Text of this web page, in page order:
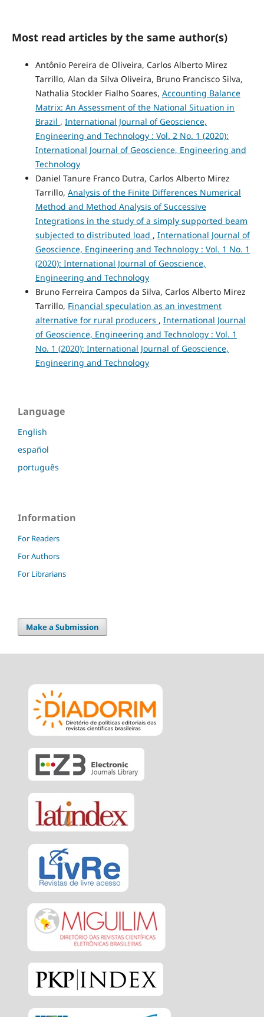
Most read articles by the same author(s)
Antônio Pereira de Oliveira, Carlos Alberto Mirez
Tarrillo, Alan da Silva Oliveira, Bruno Francisco Silva,
Nathalia Stockler Fialho Soares, Accounting Balance
Matrix: An Assessment of the National Situation in
Brazil , International Journal of Geoscience,
Engineering and Technology : Vol. 2 No. 1 (2020):
International Journal of Geoscience, Engineering and
Technology
Daniel Tanure Franco Dutra, Carlos Alberto Mirez
Tarrillo, Analysis of the Finite Differences Numerical
Method and Method Analysis of Successive
Integrations in the study of a simply supported beam
subjected to distributed load , International Journal of
Geoscience, Engineering and Technology : Vol. 1 No. 1
(2020): International Journal of Geoscience,
Engineering and Technology
Bruno Ferreira Campos da Silva, Carlos Alberto Mirez
Tarrillo, Financial speculation as an investment
alternative for rural producers , International Journal
of Geoscience, Engineering and Technology : Vol. 1
No. 1 (2020): International Journal of Geoscience,
Engineering and Technology
Language
English
español
português
Information
For Readers
For Authors
For Librarians
Make a Submission